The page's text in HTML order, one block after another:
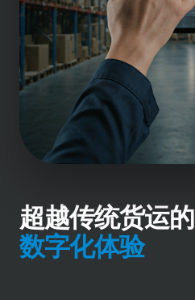
超越传统货运的
数字化体验